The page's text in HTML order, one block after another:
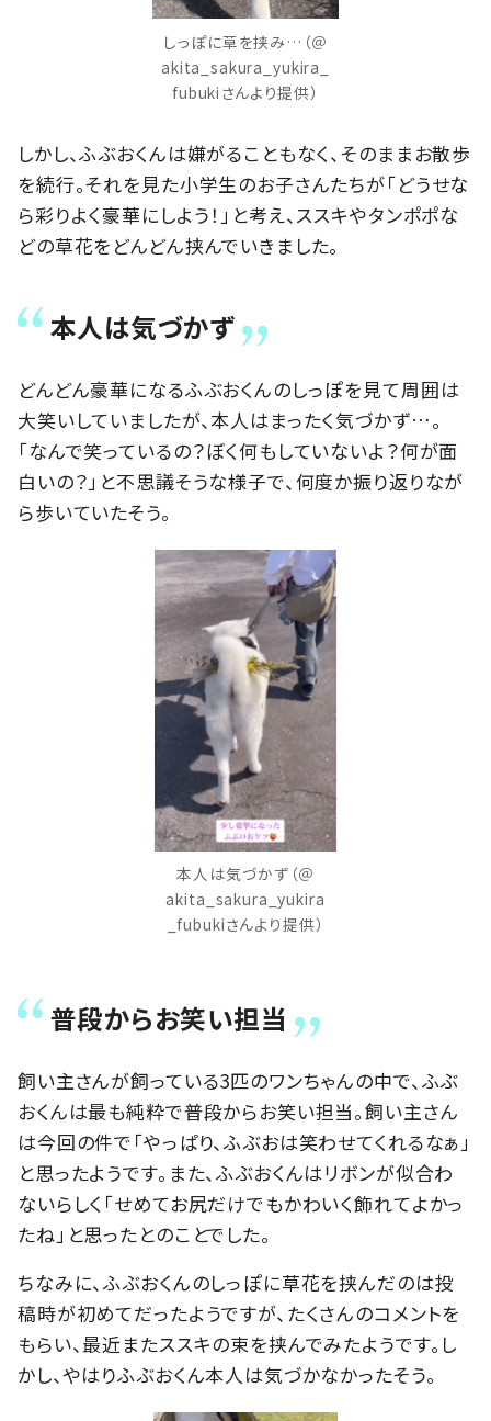
しっぽに草を挟み…（＠
akita_sakura_yukira_
fubukiさんより提供）
しかし、ふぶおくんは嫌がることもなく、そのままお散歩
を続行。それを見た小学生のお子さんたちが「どうせな
ら彩りよく豪華にしよう！」と考え、ススキやタンポポな
どの草花をどんどん挟んでいきました。
本人は気づかず
どんどん豪華になるふぶおくんのしっぽを見て周囲は
大笑いしていましたが、本人はまったく気づかず…。
「なんで笑っているの？ぼく何もしていないよ？何が面
白いの？」と不思議そうな様子で、何度か振り返りなが
ら歩いていたそう。
本人は気づかず（＠
akita_sakura_yukira
_fubukiさんより提供）
普段からお笑い担当
飼い主さんが飼っている3匹のワンちゃんの中で、ふぶ
おくんは最も純粋で普段からお笑い担当。飼い主さん
は今回の件で「やっぱり、ふぶおは笑わせてくれるなぁ」
と思ったようです。また、ふぶおくんはリボンが似合わ
ないらしく「せめてお尻だけでもかわいく飾れてよかっ
たね」と思ったとのことでした。
ちなみに、ふぶおくんのしっぽに草花を挟んだのは投
稿時が初めてだったようですが、たくさんのコメントを
もらい、最近またススキの束を挟んでみたようです。し
かし、やはりふぶおくん本人は気づかなかったそう。